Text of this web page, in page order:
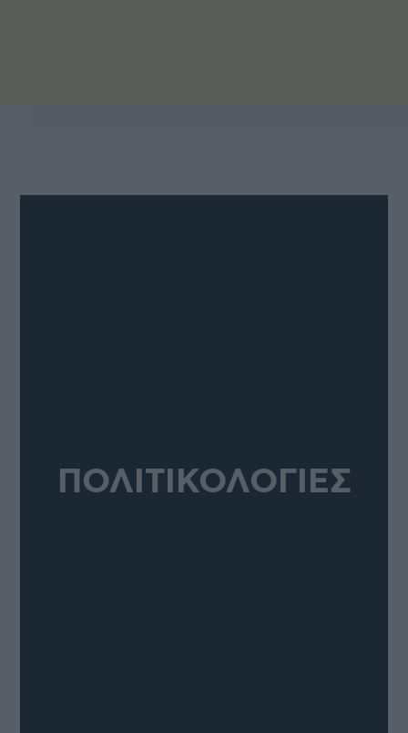
ΠΟΛΙΤΙΚΟΛΟΓΙΕΣ